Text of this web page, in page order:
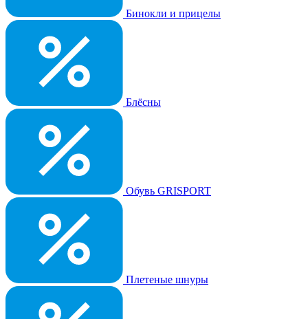
Бинокли и прицелы
Блёсны
Обувь GRISPORT
Плетеные шнуры